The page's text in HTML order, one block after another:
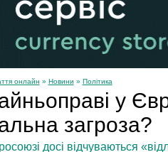
онлайн » Новини » Політика
у
загроза?
досі відчуваються